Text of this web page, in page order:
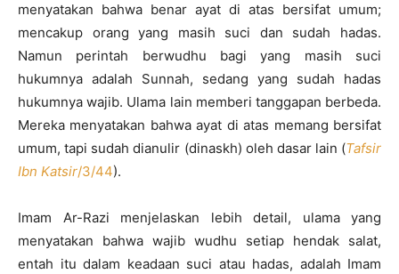
menyatakan bahwa benar ayat di atas bersifat umum;
mencakup orang yang masih suci dan sudah hadas.
Namun perintah berwudhu bagi yang masih suci
hukumnya adalah Sunnah, sedang yang sudah hadas
hukumnya wajib. Ulama lain memberi tanggapan berbeda.
Mereka menyatakan bahwa ayat di atas memang bersifat
umum, tapi sudah dianulir (dinaskh) oleh dasar lain (Tafsir
Ibn Katsir/3/44).
Imam Ar-Razi menjelaskan lebih detail, ulama yang
menyatakan bahwa wajib wudhu setiap hendak salat,
entah itu dalam keadaan suci atau hadas, adalah Imam